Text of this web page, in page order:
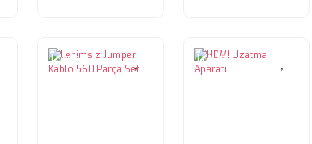
Tükendi Tükendi